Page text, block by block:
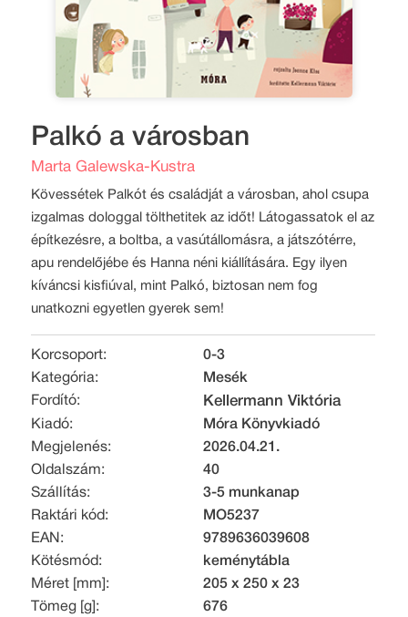
Palkó a városban
Marta Galewska-Kustra
Kövessétek Palkót és családját a városban, ahol csupa
izgalmas dologgal tölthetitek az időt! Látogassatok el az
építkezésre, a boltba, a vasútállomásra, a játszótérre,
apu rendelőjébe és Hanna néni kiállítására. Egy ilyen
kíváncsi kisfiúval, mint Palkó, biztosan nem fog
unatkozni egyetlen gyerek sem!
Korcsoport:
0-3
Kategória:
Mesék
Fordító:
Kellermann Viktória
Kiadó:
Móra Könyvkiadó
Megjelenés:
2026.04.21.
Oldalszám:
40
Szállítás:
3-5 munkanap
Raktári kód:
MO5237
EAN:
9789636039608
Kötésmód:
keménytábla
Méret [mm]:
205 x 250 x 23
Tömeg [g]:
676